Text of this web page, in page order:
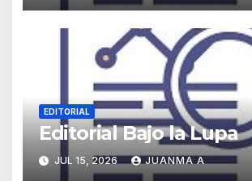
EDITORIAL
Editorial Bajo la Lupa
JUL 15, 2026 JUANMA A